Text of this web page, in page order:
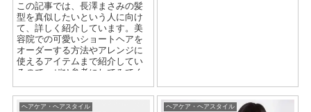
この記事では、長澤まさみの髪
型を真似したいという人に向け
て、詳しく紹介しています。美
容院での可愛いショートヘアを
オーダーする方法やアレンジに
使えるアイテムまで紹介してい
るので、ぜひ参考にしてみてく
ヘアケア・ヘアスタイル ヘアケア・ヘアスタイル